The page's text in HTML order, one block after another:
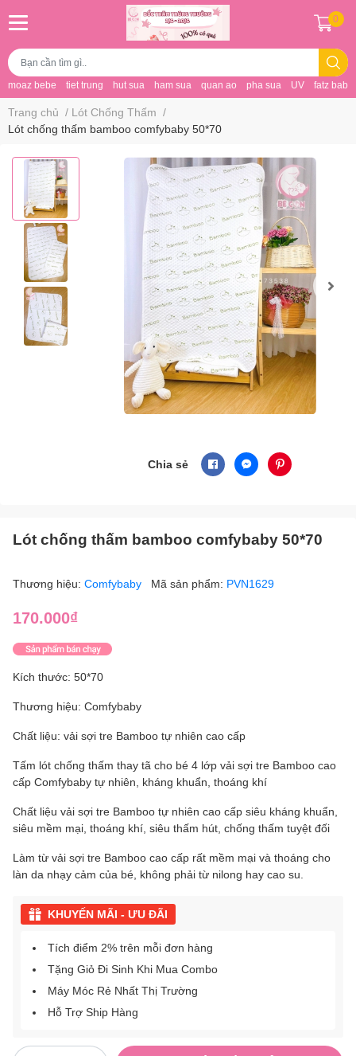
moaz bebe tiet trung hut sua ham sua quan ao pha sua UV fatz baby
0
Trang chủ / Lót Chống Thấm /
Lót chống thấm bamboo comfybaby 50*70
Chia sẻ
Lót chống thấm bamboo comfybaby 50*70
Thương hiệu: Comfybaby Mã sản phẩm: PVN1629
170.000₫
Kích thước: 50*70
Thương hiệu: Comfybaby
Chất liệu: vải sợi tre Bamboo tự nhiên cao cấp
Tấm lót chống thấm thay tã cho bé 4 lớp vải sợi tre Bamboo cao
cấp Comfybaby tự nhiên, kháng khuẩn, thoáng khí
Chất liệu vải sợi tre Bamboo tự nhiên cao cấp siêu kháng khuẩn,
siêu mềm mại, thoáng khí, siêu thấm hút, chống thấm tuyệt đối
Làm từ vải sợi tre Bamboo cao cấp rất mềm mại và thoáng cho
làn da nhạy cảm của bé, không phải từ nilong hay cao su.
KHUYẾN MÃI - ƯU ĐÃI
Tích điểm 2% trên mỗi đơn hàng
Tặng Giỏ Đi Sinh Khi Mua Combo
Máy Móc Rẻ Nhất Thị Trường
Hỗ Trợ Ship Hàng